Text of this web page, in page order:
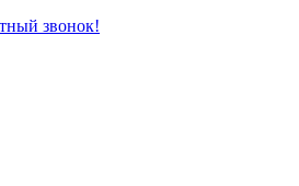
звонок!